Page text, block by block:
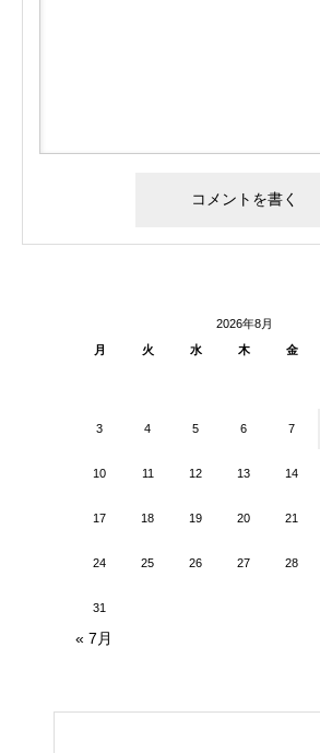
2026年8月
月
火 水 木 金
3 4 5 6 7
10 11 12 13 14
17 18 19 20 21
24 25 26 27 28
31
« 7月